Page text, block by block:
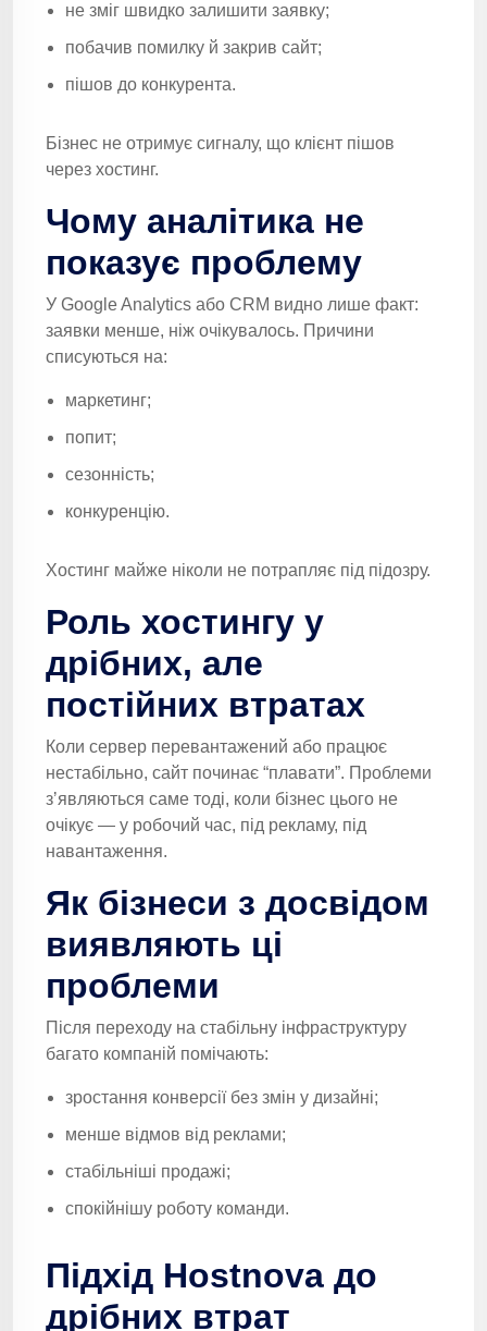
не зміг швидко залишити заявку;
побачив помилку й закрив сайт;
пішов до конкурента.
Бізнес не отримує сигналу, що клієнт пішов
через хостинг.
Чому аналітика не
показує проблему
У Google Analytics або CRM видно лише факт:
заявки менше, ніж очікувалось. Причини
списуються на:
маркетинг;
попит;
сезонність;
конкуренцію.
Хостинг майже ніколи не потрапляє під підозру.
Роль хостингу у
дрібних, але
постійних втратах
Коли сервер перевантажений або працює
нестабільно, сайт починає “плавати”. Проблеми
зʼявляються саме тоді, коли бізнес цього не
очікує — у робочий час, під рекламу, під
навантаження.
Як бізнеси з досвідом
виявляють ці
проблеми
Після переходу на стабільну інфраструктуру
багато компаній помічають:
зростання конверсії без змін у дизайні;
менше відмов від реклами;
стабільніші продажі;
спокійнішу роботу команди.
Підхід Hostnova до
дрібних втрат